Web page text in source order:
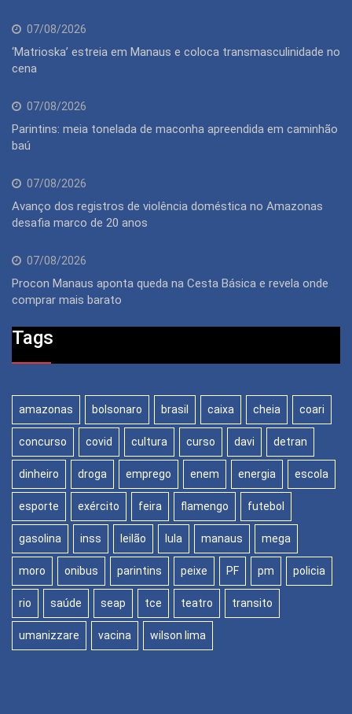
07/08/2026
‘Matrioska’ estreia em Manaus e coloca transmasculinidade no
cena
07/08/2026
Parintins: meia tonelada de maconha apreendida em caminhão
baú
07/08/2026
Avanço dos registros de violência doméstica no Amazonas
desafia marco de 20 anos
07/08/2026
Procon Manaus aponta queda na Cesta Básica e revela onde
comprar mais barato
Tags
amazonas bolsonaro brasil caixa cheia coari
concurso covid cultura curso davi detran
dinheiro droga emprego enem energia escola
esporte exército feira flamengo futebol
gasolina inss leilão lula manaus mega
moro onibus parintins peixe PF pm policia
rio saúde seap tce teatro transito
umanizzare vacina wilson lima